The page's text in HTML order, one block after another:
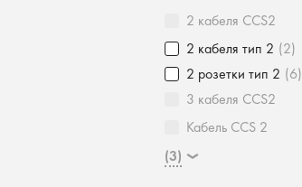
2 кабеля CCS2
2 кабеля тип 2 (2)
2 розетки тип 2 (6)
3 кабеля CCS2
Кабель CCS 2
(3)